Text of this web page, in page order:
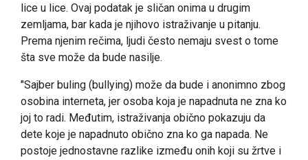
lice u lice. Ovaj podatak je sličan onima u drugim
zemljama, bar kada je njihovo istraživanje u pitanju.
Prema njenim rečima, ljudi često nemaju svest o tome
šta sve može da bude nasilje.
"Sajber buling (bullying) može da bude i anonimno zbog
osobina interneta, jer osoba koja je napadnuta ne zna ko
joj to radi. Međutim, istraživanja obično pokazuju da
dete koje je napadnuto obično zna ko ga napada. Ne
postoje jednostavne razlike između onih koji su žrtve i